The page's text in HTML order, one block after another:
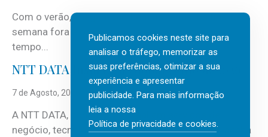
Com o verão, chegam também as férias, os fins-de-
semana fora e os dias em que a casa fica mais
tempo...
NTT DATA Insurtech Global Outlook 2026
7 de Agosto, 2026
A NTT DATA, consultora global em serviços de
negócio, tecnologia e inteligência artificial (IA), acaba
Publicamos cookies neste site para
analisar o tráfego, memorizar as
suas preferências, otimizar a sua
experiência e apresentar
publicidade. Para mais informação
leia a nossa
Política de privacidade e cookies.